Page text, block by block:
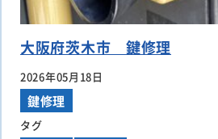
大阪府茨木市 鍵修理
2026年05月18日
鍵修理
タグ